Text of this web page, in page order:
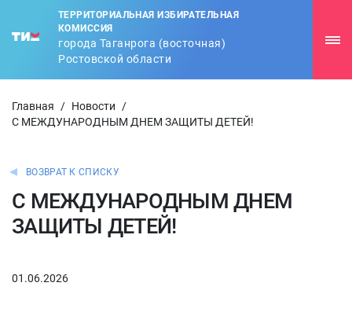
ТЕРРИТОРИАЛЬНАЯ ИЗБИРАТЕЛЬНАЯ
КОМИССИЯ
города Таганрога (восточная)
Ростовской области
Главная / Новости
/
С МЕЖДУНАРОДНЫМ ДНЕМ ЗАЩИТЫ ДЕТЕЙ!
ВОЗВРАТ К СПИСКУ
С МЕЖДУНАРОДНЫМ ДНЕМ
ЗАЩИТЫ ДЕТЕЙ!
01.06.2026